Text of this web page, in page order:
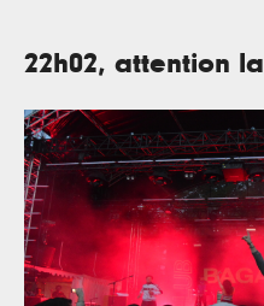
22h02, attention